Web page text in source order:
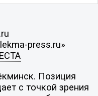
press.ru»
Позиция
с точкой зрения